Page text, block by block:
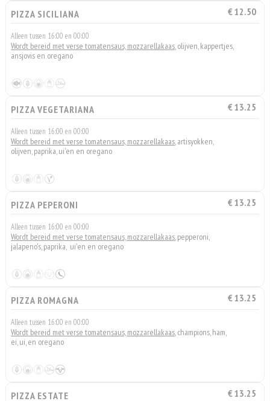
PIZZA SICILIANA € 12.50
Alleen tussen 16:00 en 00:00
Wordt bereid met verse tomatensaus, mozzarellakaas, olijven, kappertjes,
ansjovis en oregano
PIZZA VEGETARIANA € 13.25
Alleen tussen 16:00 en 00:00
Wordt bereid met verse tomatensaus, mozzarellakaas, artisyokken,
olijven, paprika, ui'en en oregano
PIZZA PEPERONI € 13.25
Alleen tussen 16:00 en 00:00
Wordt bereid met verse tomatensaus, mozzarellakaas, pepperoni,
jalapeno's, paprika, ui'en en oregano
PIZZA ROMAGNA € 13.25
Alleen tussen 16:00 en 00:00
Wordt bereid met verse tomatensaus, mozzarellakaas, champions, ham,
ei, ui, en oregano
PIZZA ESTATE € 13.25